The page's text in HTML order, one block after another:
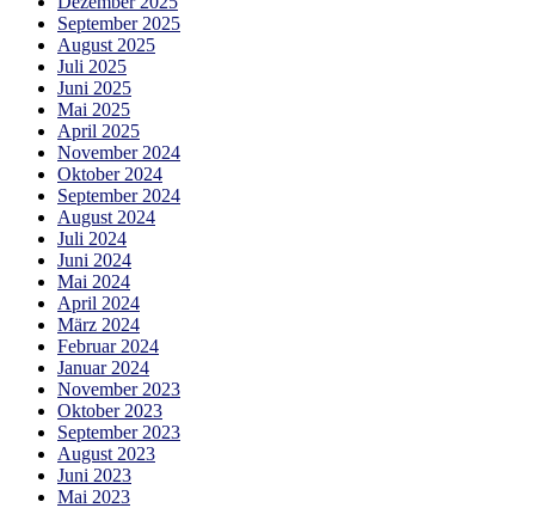
September 2025
August 2025
Juli 2025
Juni 2025
Mai 2025
April 2025
November 2024
Oktober 2024
September 2024
August 2024
Juli 2024
Juni 2024
Mai 2024
April 2024
März 2024
Februar 2024
Januar 2024
November 2023
Oktober 2023
September 2023
August 2023
Juni 2023
Mai 2023